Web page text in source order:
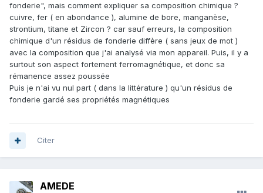
fonderie", mais comment expliquer sa composition chimique ?
cuivre, fer ( en abondance ), alumine de bore, manganèse,
strontium, titane et Zircon ? car sauf erreurs, la composition
chimique d'un résidus de fonderie diffère ( sans jeux de mot )
avec la composition que j'ai analysé via mon appareil. Puis, il y a
surtout son aspect fortement ferromagnétique, et donc sa
rémanence assez poussée
Puis je n'ai vu nul part ( dans la littérature ) qu'un résidus de
fonderie gardé ses propriétés magnétiques
Citer
AMEDE